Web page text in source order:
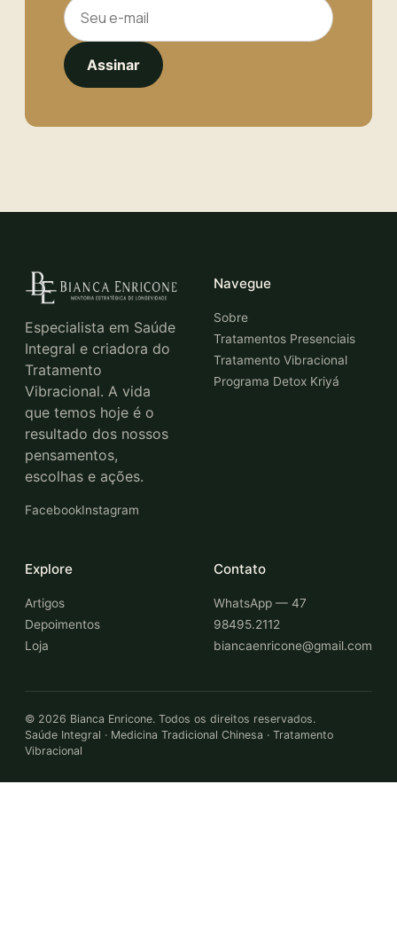
Assinar
Especialista em Saúde
Integral e criadora do
Tratamento
Vibracional. A vida
que temos hoje é o
resultado dos nossos
pensamentos,
escolhas e ações.
FacebookInstagram
Navegue
Sobre
Tratamentos Presenciais
Tratamento Vibracional
Programa Detox Kriyá
Explore
Artigos
Depoimentos
Loja
Contato
WhatsApp — 47
98495.2112
biancaenricone@gmail.com
© 2026 Bianca Enricone. Todos os direitos reservados.
Saúde Integral · Medicina Tradicional Chinesa · Tratamento
Vibracional